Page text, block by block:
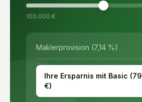
100.000 €
Maklerprovision (7,14 %)
Ihre Ersparnis mit Basic (79
€)